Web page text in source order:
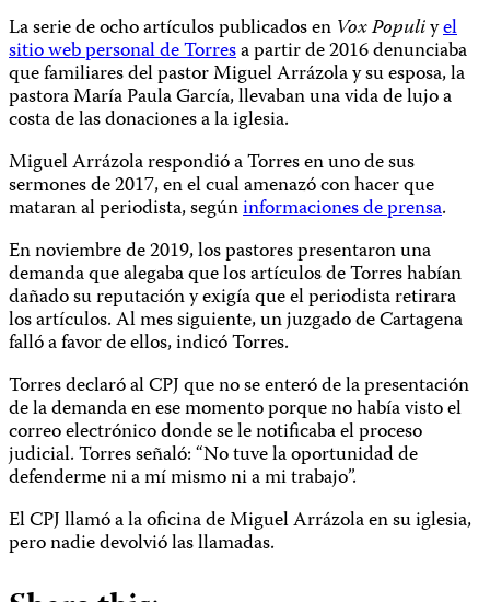
La serie de ocho artículos publicados en Vox Populiyel
sitio web personal de Torresa partir de 2016 denunciaba
que familiares del pastor Miguel Arrázola y su esposa, la
pastora María Paula García, llevaban una vida de lujo a
costa de las donaciones a la iglesia.
Miguel Arrázola respondió a Torres en uno de sus
sermones de 2017, en el cual amenazó con hacer que
mataran al periodista, segúninformaciones de prensa.
En noviembre de 2019, los pastores presentaron una
demanda que alegaba que los artículos de Torres habían
dañado su reputación y exigía que el periodista retirara
los artículos. Al mes siguiente, un juzgado de Cartagena
falló a favor de ellos, indicó Torres.
Torres declaró al CPJ que no se enteró de la presentación
de la demanda en ese momento porque no había visto el
correo electrónico donde se le notificaba el proceso
judicial. Torres señaló: “No tuve la oportunidad de
defenderme ni a mí mismo ni a mi trabajo”.
El CPJ llamó a la oficina de Miguel Arrázola en su iglesia,
pero nadie devolvió las llamadas.